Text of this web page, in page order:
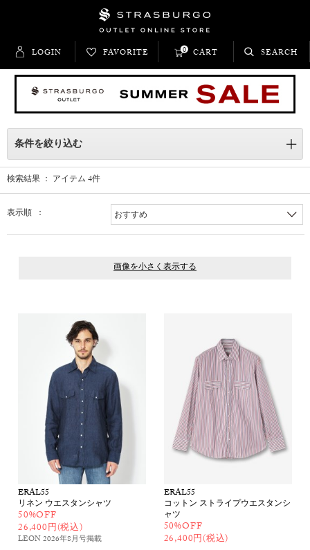
LOGIN FAVORITE CART
0 SEARCH
条件を絞り込む
検索結果 ： アイテム 4件
表示順 ：
ERAL55
リネン ウエスタンシャツ
50%OFF
26,400円(税込)
LEON 2026年8月号掲載
ERAL55
コットン ストライプウエスタンシ
ャツ
50%OFF
26,400円(税込)